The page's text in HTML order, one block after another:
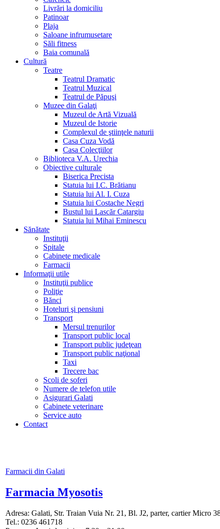
Livrări la domiciliu
Patinoar
Plaja
Saloane infrumusetare
Săli fitness
Baia comunală
Cultură
Teatre
Teatrul Dramatic
Teatrul Muzical
Teatrul de Păpuşi
Muzee din Galaţi
Muzeul de Artă Vizuală
Muzeul de Istorie
Complexul de ştiinţele naturii
Casa Cuza Vodă
Casa Colecţiilor
Biblioteca V.A. Urechia
Obiective culturale
Biserica Precista
Statuia lui I.C. Brătianu
Statuia lui Al. I. Cuza
Statuia lui Costache Negri
Bustul lui Lascăr Catargiu
Statuia lui Mihai Eminescu
Sănătate
Instituţii
Spitale
Cabinete medicale
Farmacii
Informaţii utile
Instituţii publice
Poliţie
Bănci
Hoteluri şi pensiuni
Transport
Mersul trenurilor
Transport public local
Transport public judeţean
Transport public naţional
Taxi
Trecere bac
Scoli de soferi
Numere de telefon utile
Asigurari Galati
Cabinete veterinare
Service auto
Contact
Farmacii din Galati
Farmacia Myosotis
Adresa: Galati, Str. Traian Vuia Nr. 21, Bl. J2, parter, cartier Micro
Tel.: 0236 461718